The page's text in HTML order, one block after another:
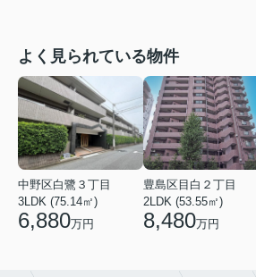
よく見られている物件
中野区白鷺３丁目
3LDK (75.14㎡)
6,880万円
豊島区目白２丁目
2LDK (53.55㎡)
8,480万円